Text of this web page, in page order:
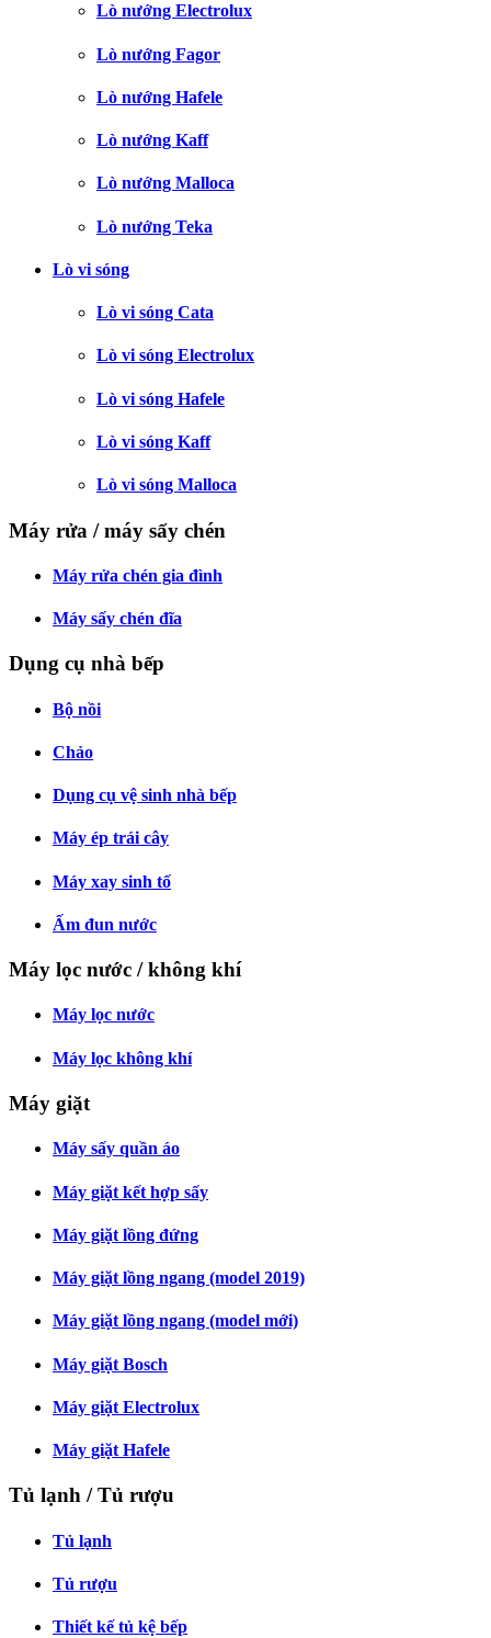
Lò nướng Electrolux
Lò nướng Fagor
Lò nướng Hafele
Lò nướng Kaff
Lò nướng Malloca
Lò nướng Teka
Lò vi sóng
Lò vi sóng Cata
Lò vi sóng Electrolux
Lò vi sóng Hafele
Lò vi sóng Kaff
Lò vi sóng Malloca
Máy rửa / máy sấy chén
Máy rửa chén gia đình
Máy sấy chén đĩa
Dụng cụ nhà bếp
Bộ nồi
Chảo
Dụng cụ vệ sinh nhà bếp
Máy ép trái cây
Máy xay sinh tố
Ấm đun nước
Máy lọc nước / không khí
Máy lọc nước
Máy lọc không khí
Máy giặt
Máy sấy quần áo
Máy giặt kết hợp sấy
Máy giặt lồng đứng
Máy giặt lồng ngang (model 2019)
Máy giặt lồng ngang (model mới)
Máy giặt Bosch
Máy giặt Electrolux
Máy giặt Hafele
Tủ lạnh / Tủ rượu
Tủ lạnh
Tủ rượu
Thiết kế tủ kệ bếp